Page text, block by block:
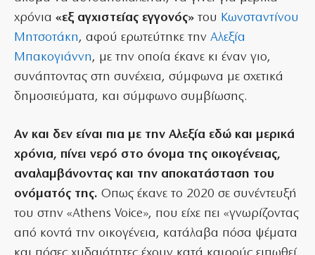
χρόνια «εξ αγχιστείας εγγονός» του Κωνσταντίνου
Μητσοτάκη, αφού ερωτεύτηκε την Αλεξία
Μπακογιάννη, με την οποία έκανε κι έναν γιο,
συνάπτοντας στη συνέχεια, σύμφωνα με σχετικά
δημοσιεύματα, και σύμφωνο συμβίωσης.
Αν και δεν είναι πια με την Αλεξία εδώ και μερικά
χρόνια, πίνει νερό στο όνομα της οικογένειας,
αναλαμβάνοντας και την αποκατάσταση του
ονόματός της. Οπως έκανε το 2020 σε συνέντευξή
του στην «Athens Voice», που είχε πει «γνωρίζοντας
από κοντά την οικογένεια, κατάλαβα πόσα ψέματα